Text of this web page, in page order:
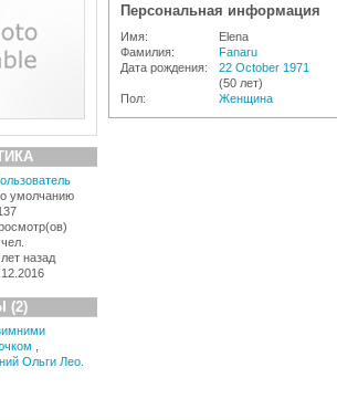
умолчанию
назад
(2)
Ольги Лео.
Персональная информация
Имя:
Elena
Фамилия:
Fanaru
Дата рождения:
22 October 1971
(50 лет)
Пол:
Женщина